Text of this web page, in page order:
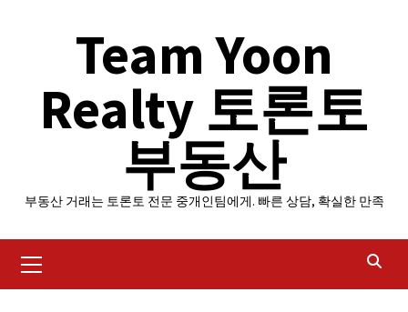
Team Yoon
Realty 토론토
부동산
부동산 거래는 토론토 전문 중개인팀에게. 빠른 상담, 확실한 만족
Menu